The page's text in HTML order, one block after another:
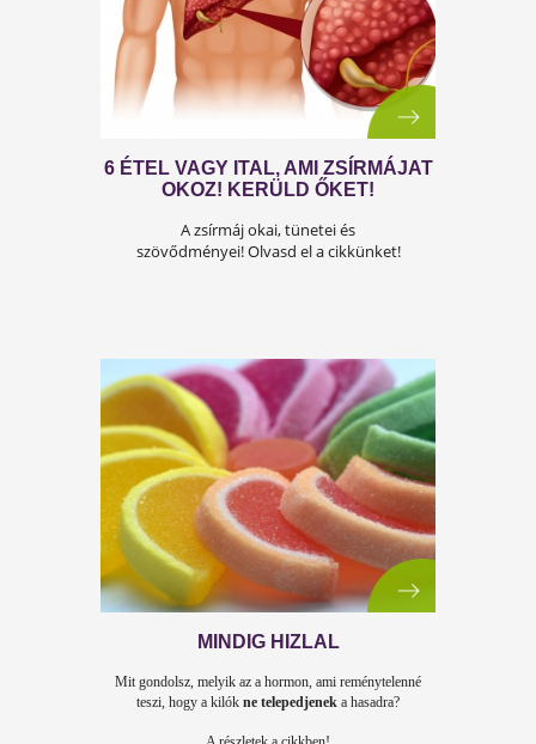
Mi a kapcsolat a hormonok és testalkat
között? Kattints a válaszért!
6 ÉTEL VAGY ITAL, AMI
OKOZ! KERÜLD ŐKET!
A zsírmáj okai, tünetei és
szövődményei! Olvasd el a cikkünket!